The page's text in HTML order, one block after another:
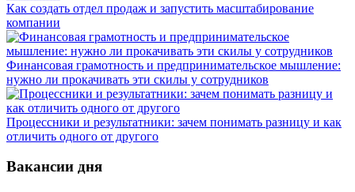
Как создать отдел продаж и запустить масштабирование
компании
Финансовая грамотность и предпринимательское мышление:
нужно ли прокачивать эти скилы у сотрудников
Процессники и результатники: зачем понимать разницу и как
отличить одного от другого
Вакансии дня